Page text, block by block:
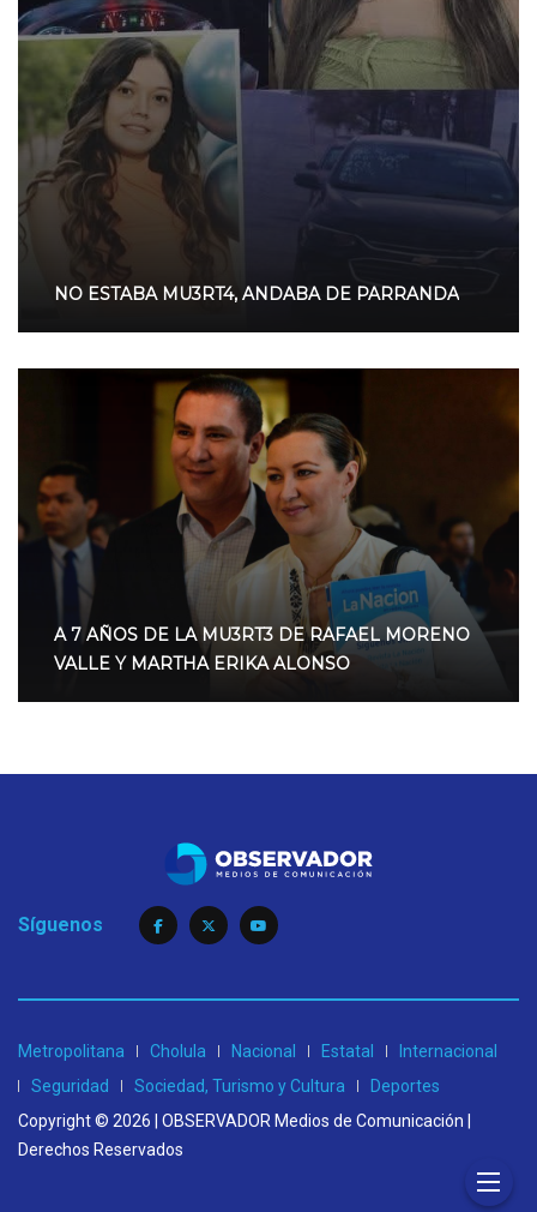
NO ESTABA MU3RT4, ANDABA DE PARRANDA
A 7 AÑOS DE LA MU3RT3 DE RAFAEL MORENO
VALLE Y MARTHA ERIKA ALONSO
Síguenos
Metropolitana Cholula Nacional Estatal
Internacional
Seguridad
Sociedad, Turismo y Cultura
Deportes
Copyright © 2026 | OBSERVADOR Medios de Comunicación |
Derechos Reservados